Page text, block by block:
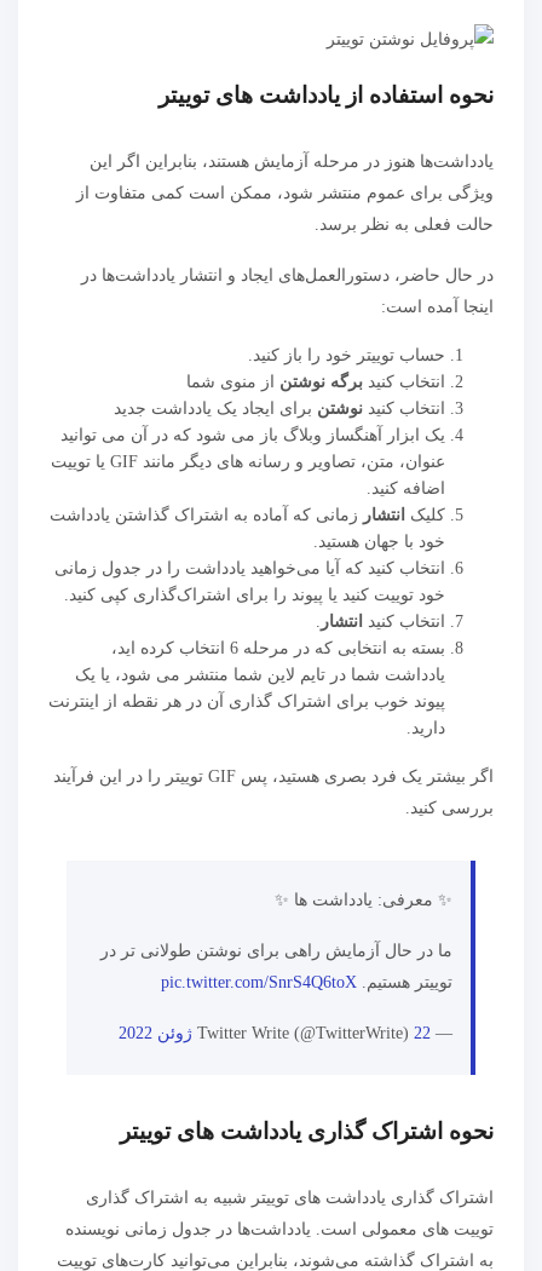
نحوه استفاده از یادداشت های توییتر
یادداشت‌ها هنوز در مرحله آزمایش هستند، بنابراین اگر این
ویژگی برای عموم منتشر شود، ممکن است کمی متفاوت از
حالت فعلی به نظر برسد.
در حال حاضر، دستورالعمل‌های ایجاد و انتشار یادداشت‌ها در
اینجا آمده است:
حساب توییتر خود را باز کنید.
انتخاب کنید برگه نوشتن از منوی شما
انتخاب کنید نوشتن برای ایجاد یک یادداشت جدید
یک ابزار آهنگساز وبلاگ باز می شود که در آن می توانید
عنوان، متن، تصاویر و رسانه های دیگر مانند GIF یا توییت
اضافه کنید.
کلیک انتشار زمانی که آماده به اشتراک گذاشتن یادداشت
خود با جهان هستید.
انتخاب کنید که آیا می‌خواهید یادداشت را در جدول زمانی
خود توییت کنید یا پیوند را برای اشتراک‌گذاری کپی کنید.
انتخاب کنید
انتشار
بسته به انتخابی که در مرحله 6 انتخاب کرده اید،
یادداشت شما در تایم لاین شما منتشر می شود، یا یک
پیوند خوب برای اشتراک گذاری آن در هر نقطه از اینترنت
دارید.
اگر بیشتر یک فرد بصری هستید، پس GIF توییتر را در این فرآیند
بررسی کنید.
✨ معرفی: یادداشت ها ✨
ما در حال آزمایش راهی برای نوشتن طولانی تر در
توییتر هستیم. pic.twitter.com/SnrS4Q6toX
— Twitter Write (@TwitterWrite) 22 ژوئن 2022
نحوه اشتراک گذاری یادداشت های توییتر
اشتراک گذاری یادداشت های توییتر شبیه به اشتراک گذاری
توییت های معمولی است. یادداشت‌ها در جدول زمانی نویسنده
به اشتراک گذاشته می‌شوند، بنابراین می‌توانید کارت‌های توییت